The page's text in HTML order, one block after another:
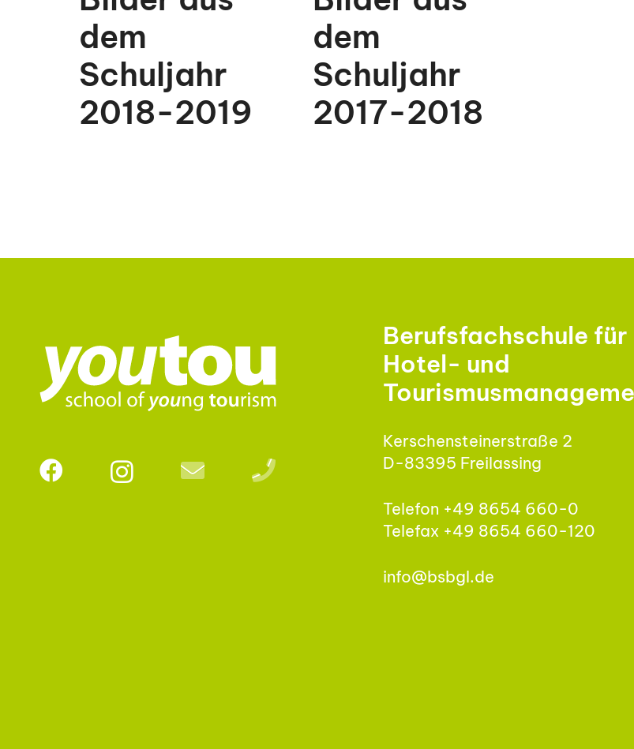
dem
Schuljahr
2018-2019
dem
Schuljahr
2017-2018
Berufsfachschule für
Hotel- und
Kerschensteinerstraße 2
D-83395 Freilassing
Telefon +49 8654 660-0
Telefax +49 8654 660-120
info@bsbgl.de